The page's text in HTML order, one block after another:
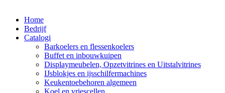
Home
Bedrijf
Catalogi
Barkoelers en flessenkoelers
Buffet en inbouwkuipen
Displaymeubelen, Opzetvitrines en Uitstalvitrines
IJsblokjes en ijsschilfermachines
Keukentoebehoren algemeen
Koel en vriescellen